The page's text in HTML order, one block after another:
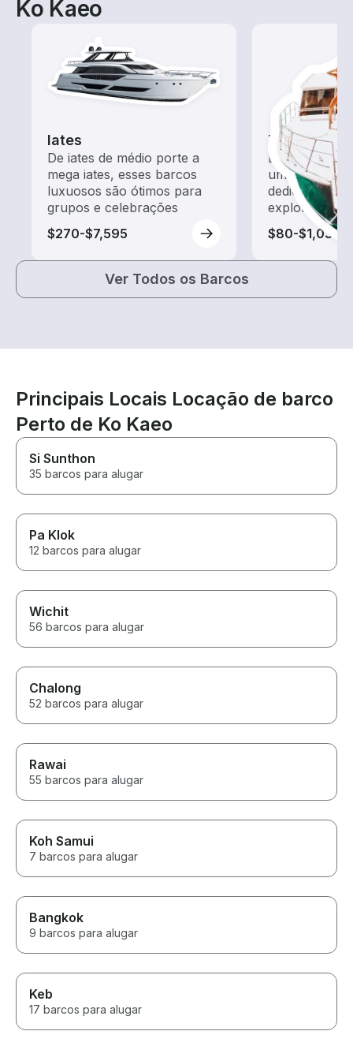
Ko Kaeo
Iates
De iates de médio porte a
mega iates, esses barcos
luxuosos são ótimos para
grupos e celebrações
$270-$7,595
Tours
Explore as
um aluguel
dedicado a
exploração
$80-$1,035
Ver Todos os Barcos
Principais Locais Locação de barco
Perto de Ko Kaeo
Si Sunthon
35 barcos para alugar
Pa Klok
12 barcos para alugar
Wichit
56 barcos para alugar
Chalong
52 barcos para alugar
Rawai
55 barcos para alugar
Koh Samui
7 barcos para alugar
Bangkok
9 barcos para alugar
Keb
17 barcos para alugar